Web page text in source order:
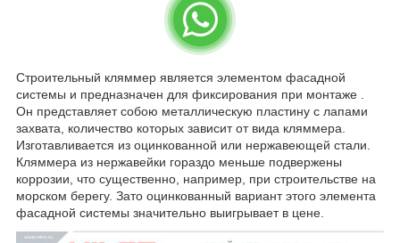
Строительный кляммер является элементом фасадной
системы и предназначен для фиксирования при монтаже .
Он представляет собою металлическую пластину с лапами
захвата, количество которых зависит от вида кляммера.
Изготавливается из оцинкованной или нержавеющей стали.
Кляммера из нержавейки гораздо меньше подвержены
коррозии, что существенно, например, при строительстве на
морском берегу. Зато оцинкованный вариант этого элемента
фасадной системы значительно выигрывает в цене.